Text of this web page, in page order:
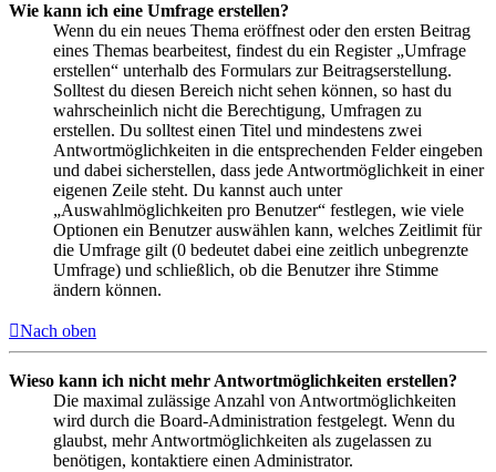
Wie kann ich eine Umfrage erstellen?
Wenn du ein neues Thema eröffnest oder den ersten Beitrag
eines Themas bearbeitest, findest du ein Register „Umfrage
erstellen“ unterhalb des Formulars zur Beitragserstellung.
Solltest du diesen Bereich nicht sehen können, so hast du
wahrscheinlich nicht die Berechtigung, Umfragen zu
erstellen. Du solltest einen Titel und mindestens zwei
Antwortmöglichkeiten in die entsprechenden Felder eingeben
und dabei sicherstellen, dass jede Antwortmöglichkeit in einer
eigenen Zeile steht. Du kannst auch unter
„Auswahlmöglichkeiten pro Benutzer“ festlegen, wie viele
Optionen ein Benutzer auswählen kann, welches Zeitlimit für
die Umfrage gilt (0 bedeutet dabei eine zeitlich unbegrenzte
Umfrage) und schließlich, ob die Benutzer ihre Stimme
ändern können.
Nach oben
Wieso kann ich nicht mehr Antwortmöglichkeiten erstellen?
Die maximal zulässige Anzahl von Antwortmöglichkeiten
wird durch die Board-Administration festgelegt. Wenn du
glaubst, mehr Antwortmöglichkeiten als zugelassen zu
benötigen, kontaktiere einen Administrator.